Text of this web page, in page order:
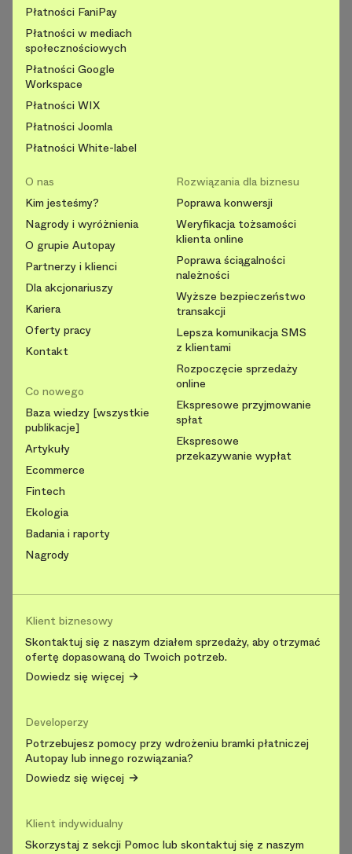
Płatności FaniPay
Płatności w mediach
społecznościowych
Płatności Google
Workspace
Płatności WIX
Płatności Joomla
Płatności White-label
O nas
Kim jesteśmy?
Nagrody i wyróżnienia
O grupie Autopay
Partnerzy i klienci
Dla akcjonariuszy
Kariera
Oferty pracy
Kontakt
Co nowego
Baza wiedzy [wszystkie
publikacje]
Artykuły
Ecommerce
Fintech
Ekologia
Badania i raporty
Nagrody
Rozwiązania dla biznesu
Poprawa konwersji
Weryfikacja tożsamości
klienta online
Poprawa ściągalności
należności
Wyższe bezpieczeństwo
transakcji
Lepsza komunikacja SMS
z klientami
Rozpoczęcie sprzedaży
online
Ekspresowe przyjmowanie
spłat
Ekspresowe
przekazywanie wypłat
Klient biznesowy
Skontaktuj się z naszym działem sprzedaży, aby otrzymać
ofertę dopasowaną do Twoich potrzeb.
Dowiedz się więcej
Developerzy
Potrzebujesz pomocy przy wdrożeniu bramki płatniczej
Autopay lub innego rozwiązania?
Dowiedz się więcej
Klient indywidualny
Skorzystaj z sekcji Pomoc lub skontaktuj się z naszym